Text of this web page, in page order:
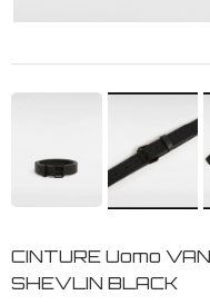
CINTURE Uomo
SHEVLIN BLACK